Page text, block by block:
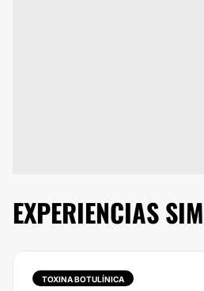
EXPERIENCIAS
TOXINA BOTULÍNICA